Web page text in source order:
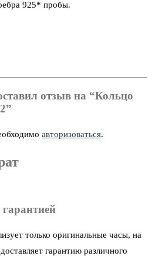
925* пробы.
отзыв на “Кольцо
авторизоваться.
только оригинальные часы, на
гарантию различного